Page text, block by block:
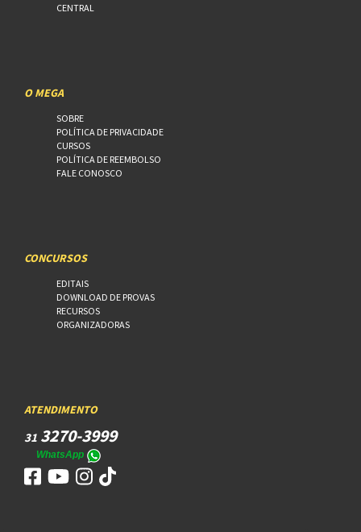
CENTRAL
O MEGA
SOBRE
POLÍTICA DE PRIVACIDADE
CURSOS
POLÍTICA DE REEMBOLSO
FALE CONOSCO
CONCURSOS
EDITAIS
DOWNLOAD DE PROVAS
RECURSOS
ORGANIZADORAS
ATENDIMENTO
31 3270-3999
WhatsApp